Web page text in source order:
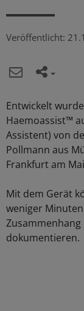
Veröffentlicht:
Entwickelt
Haemoassist™
Assistent) von
Pollmann aus
Frankfurt am
Mit dem Gerät
weniger
dokumentieren.